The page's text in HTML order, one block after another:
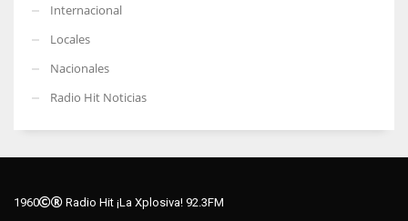
Internacional
Locales
Nacionales
Radio Hit Noticias
1960
Radio Hit ¡La Xplosiva! 92.3FM